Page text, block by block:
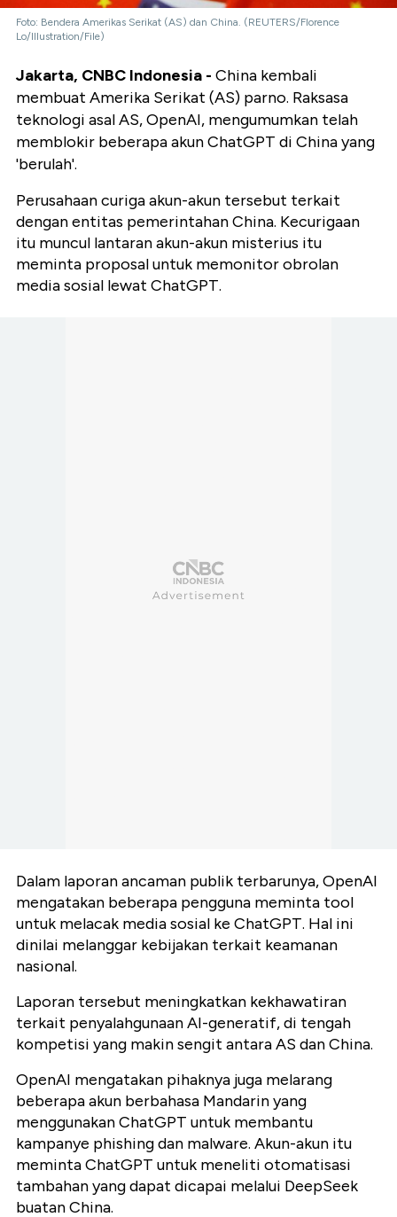
Foto: Bendera Amerikas Serikat (AS) dan China. (REUTERS/Florence
Lo/Illustration/File)
Jakarta, CNBC Indonesia - China kembali
membuat Amerika Serikat (AS) parno. Raksasa
teknologi asal AS, OpenAI, mengumumkan telah
memblokir beberapa akun ChatGPT di China yang
'berulah'.
Perusahaan curiga akun-akun tersebut terkait
dengan entitas pemerintahan China. Kecurigaan
itu muncul lantaran akun-akun misterius itu
meminta proposal untuk memonitor obrolan
media sosial lewat ChatGPT.
Dalam laporan ancaman publik terbarunya, OpenAI
mengatakan beberapa pengguna meminta tool
untuk melacak media sosial ke ChatGPT. Hal ini
dinilai melanggar kebijakan terkait keamanan
nasional.
Laporan tersebut meningkatkan kekhawatiran
terkait penyalahgunaan AI-generatif, di tengah
kompetisi yang makin sengit antara AS dan China.
OpenAI mengatakan pihaknya juga melarang
beberapa akun berbahasa Mandarin yang
menggunakan ChatGPT untuk membantu
kampanye phishing dan malware. Akun-akun itu
meminta ChatGPT untuk meneliti otomatisasi
tambahan yang dapat dicapai melalui DeepSeek
buatan China.